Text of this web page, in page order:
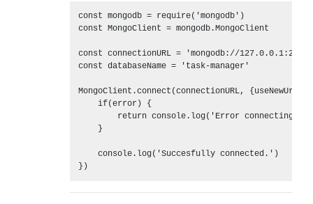
const mongodb = require('mongodb')
const MongoClient = mongodb.MongoClient
const connectionURL = 'mongodb://
const databaseName = 'task-manager'
MongoClient.connect(connectionURL,
    if(error) {
return console.log('Error connecting to
    }
    console.log('Succesfully connected.')
})